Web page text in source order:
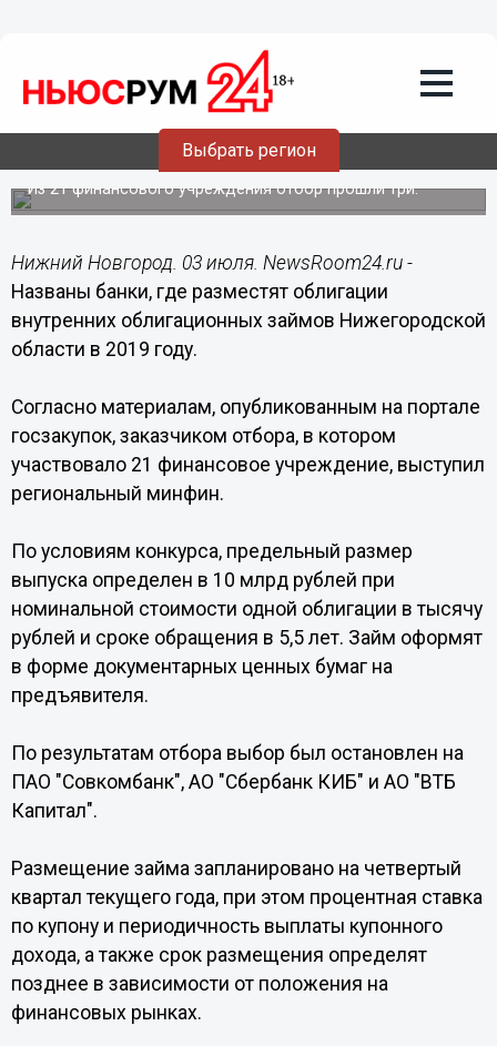
Выбрать регион
03.07.201901:23
Названы банки, где разместят
облигации Нижегородской области
Из 21 финансового учреждения отбор прошли три.
Нижний Новгород. 03 июля. NewsRoom24.ru -
Названы банки, где разместят облигации
внутренних облигационных займов Нижегородской
области в 2019 году.
Согласно материалам, опубликованным на портале
госзакупок, заказчиком отбора, в котором
участвовало 21 финансовое учреждение, выступил
региональный минфин.
По условиям конкурса, предельный размер
выпуска определен в 10 млрд рублей при
номинальной стоимости одной облигации в тысячу
рублей и сроке обращения в 5,5 лет. Займ оформят
в форме документарных ценных бумаг на
предъявителя.
По результатам отбора выбор был остановлен на
ПАО "Совкомбанк", АО "Сбербанк КИБ" и АО "ВТБ
Капитал".
Размещение займа запланировано на четвертый
квартал текущего года, при этом процентная ставка
по купону и периодичность выплаты купонного
дохода, а также срок размещения определят
позднее в зависимости от положения на
финансовых рынках.